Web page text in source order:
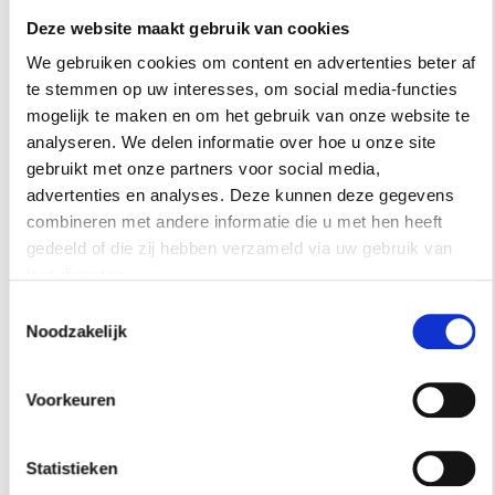
Deze website maakt gebruik van cookies
We gebruiken cookies om content en advertenties beter af
te stemmen op uw interesses, om social media-functies
mogelijk te maken en om het gebruik van onze website te
analyseren. We delen informatie over hoe u onze site
gebruikt met onze partners voor social media,
advertenties en analyses. Deze kunnen deze gegevens
combineren met andere informatie die u met hen heeft
gedeeld of die zij hebben verzameld via uw gebruik van
Noodzakelijk
Voorkeuren
Statistieken
een aaneenschakeling van majestueuze salons,
die Rosa liefdevol inrichtte met antieke meubels
uit Engeland. Uiteindelijk was het resultaat een
typische negentiende-eeuwse patriciërswoning
in een structuur die uit het jaar duizend stamt...
zonder meer een bijzondere combinatie.’
Doel van de indrukwekkende residentie was,
contacten in de hogere kringen. ‘Net als nu was
het geven van diners — met de juiste gasten —
beau monde. Je huis functioneerde daarbij als
het socialiseren was de jacht. ‘Het functioneerde